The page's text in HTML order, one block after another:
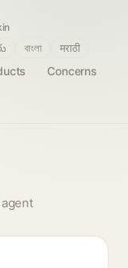
Concerns
বাংলা मराठी